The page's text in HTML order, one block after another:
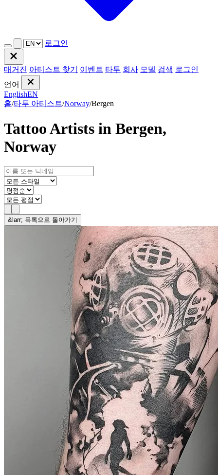
로그인
매거진 아티스트 찾기 이벤트 타투 회사 모델 검색 로그인
언어
EnglishEN
홈/타투 아티스트/Norway/Bergen
Tattoo Artists in Bergen,
Norway
&larr; 목록으로 돌아가기